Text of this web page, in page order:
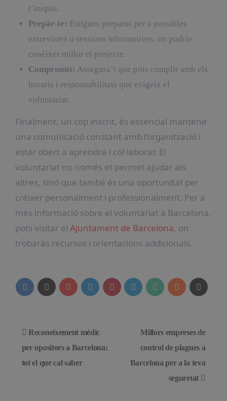
t’inspiri.
Prepàr-te: Estigues preparat per a possibles
entrevistes o sessions informatives, on podràs
conèixer millor el projecte.
Compromís: Assegura’t que pots complir amb els
horaris i responsabilitats que exigeix el
voluntariat.
Finalment, un cop inscrit, és essencial mantenir
una comunicació constant amb l’organització i
estar obert a aprendre i col·laborar. El
voluntariat no només et permet ajudar als
altres, sinó que també és una oportunitat per
créixer personalment i professionalment. Per a
més informació sobre el voluntariat a Barcelona,
pots visitar el Ajuntament de Barcelona, on
trobaràs recursos i orientacions addicionals.
Navegación
de
entradas
Reconeixement mèdic
per opositors a Barcelona:
tot el que cal saber
Millors empreses de
control de plagues a
Barcelona per a la teva
seguretat